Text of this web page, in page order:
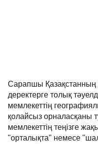
Сарапшы
деректерге толық
мемлекеттің
қолайсыз орналасқаны
мемлекеттің теңізге
"орталықта" немесе